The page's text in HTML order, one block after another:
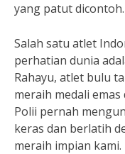
yang patut dicontoh.
Salah satu atlet
perhatian dunia
Rahayu, atlet bulu
meraih medali emas
Polii pernah
keras dan berlatih
meraih impian